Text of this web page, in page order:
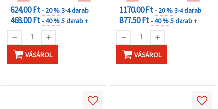
624.00 Ft- 20 %3-4 darab
468.00 Ft- 40 %5 darab +
VÁSÁROL
1170.00 Ft- 20 %3-4 darab
877.50 Ft- 40 %5 darab +
VÁSÁROL